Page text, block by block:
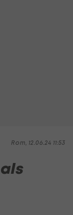
Rom, 12.06.24 11:53